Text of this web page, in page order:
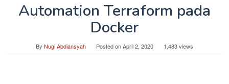
Automation Terraform pada
Docker
By Nugi Abdiansyah Posted onApril 2, 2020 1,483 views